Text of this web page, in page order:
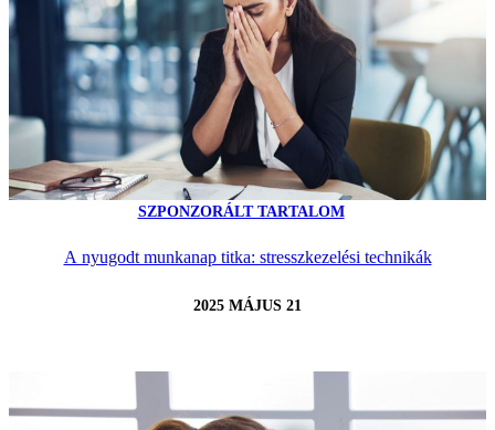
SZPONZORÁLT TARTALOM
A nyugodt munkanap titka: stresszkezelési technikák
2025 MÁJUS 21